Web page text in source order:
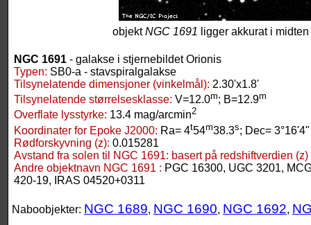
objektNGC 1691 ligger akkurat i
NGC 1691 - galakse i stjernebildet Orionis
Typen: SB0-a - stavspiralgalakse
Tilsynelatende dimensjoner (vinkelmål): 2.30'x1.8'
Tilsynelatende størrelsesklasse: V=12.0m; B=12.9m
Overflate lysstyrke: 13.4 mag/arcmin2
Koordinater for Epoke J2000: Ra= 4t54m38.3s; Dec= 3°16'4"
Rødforskyvning (z): 0.015281
Avstand fra solen til NGC 1691: basert på redshiftverdien
Andre objektnavn NGC 1691 : PGC 16300, UGC 3201,
420-19, IRAS 04520+0311
Naboobjekter: NGC 1689, NGC 1690, NGC 1692,